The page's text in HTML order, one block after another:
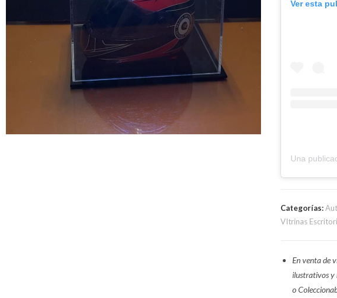
Ver esta
Categorías:
VItrinas
En venta de
ilustrativos y
o